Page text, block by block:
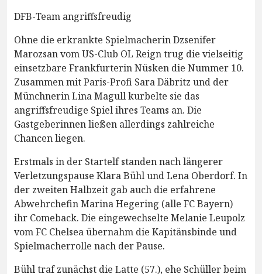
DFB-Team angriffsfreudig
Ohne die erkrankte Spielmacherin Dzsenifer
Marozsan vom US-Club OL Reign trug die vielseitig
einsetzbare Frankfurterin Nüsken die Nummer 10.
Zusammen mit Paris-Profi Sara Däbritz und der
Münchnerin Lina Magull kurbelte sie das
angriffsfreudige Spiel ihres Teams an. Die
Gastgeberinnen ließen allerdings zahlreiche
Chancen liegen.
Erstmals in der Startelf standen nach längerer
Verletzungspause Klara Bühl und Lena Oberdorf. In
der zweiten Halbzeit gab auch die erfahrene
Abwehrchefin Marina Hegering (alle FC Bayern)
ihr Comeback. Die eingewechselte Melanie Leupolz
vom FC Chelsea übernahm die Kapitänsbinde und
Spielmacherrolle nach der Pause.
Bühl traf zunächst die Latte (57.), ehe Schüller beim